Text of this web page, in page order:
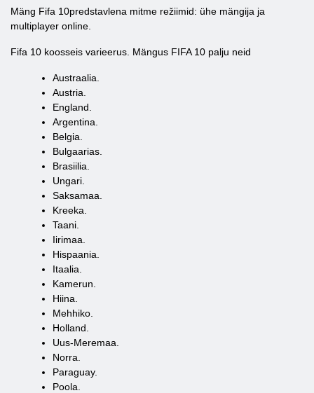
Mäng Fifa 10predstavlena mitme režiimid: ühe mängija ja
multiplayer online.
Fifa 10 koosseis varieerus. Mängus FIFA 10 palju neid
Austraalia.
Austria.
England.
Argentina.
Belgia.
Bulgaarias.
Brasiilia.
Ungari.
Saksamaa.
Kreeka.
Taani.
Iirimaa.
Hispaania.
Itaalia.
Kamerun.
Hiina.
Mehhiko.
Holland.
Uus-Meremaa.
Norra.
Paraguay.
Poola.